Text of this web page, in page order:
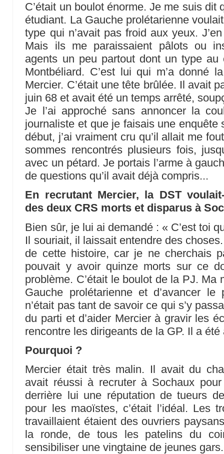
C’était un boulot énorme. Je me suis dit
étudiant. La Gauche prolétarienne
type qui n’avait pas froid aux yeux.
Mais ils me paraissaient pâlots ou
agents un peu partout dont un type au
Montbéliard. C’est lui qui m’a donné
Mercier. C’était une tête brûlée. Il avait
juin 68 et avait été un temps arrêté,
Je l’ai approché sans annoncer la
journaliste et que je faisais une enquête
début, j’ai vraiment cru qu’il allait me
sommes rencontrés plusieurs fois,
avec un pétard. Je portais l’arme à
de questions qu’il avait déjà compris...
En recrutant Mercier, la DST
des deux CRS morts et disparus à
Bien sûr, je lui ai demandé : « C’est toi
Il souriait, il laissait entendre des
de cette histoire, car je ne cherchais
pouvait y avoir quinze morts sur ce
problème. C’était le boulot de la PJ. Ma
Gauche prolétarienne et d’avancer
n’était pas tant de savoir ce qui s’y
du parti et d’aider Mercier à gravir les
rencontre les dirigeants de la GP. Il a
Pourquoi ?
Mercier était très malin. Il avait du
avait réussi à recruter à Sochaux
derrière lui une réputation de tueurs
pour les maoïstes, c’était l’idéal. Les
travaillaient étaient des ouvriers
la ronde, de tous les patelins du
sensibiliser une vingtaine de jeunes gars.